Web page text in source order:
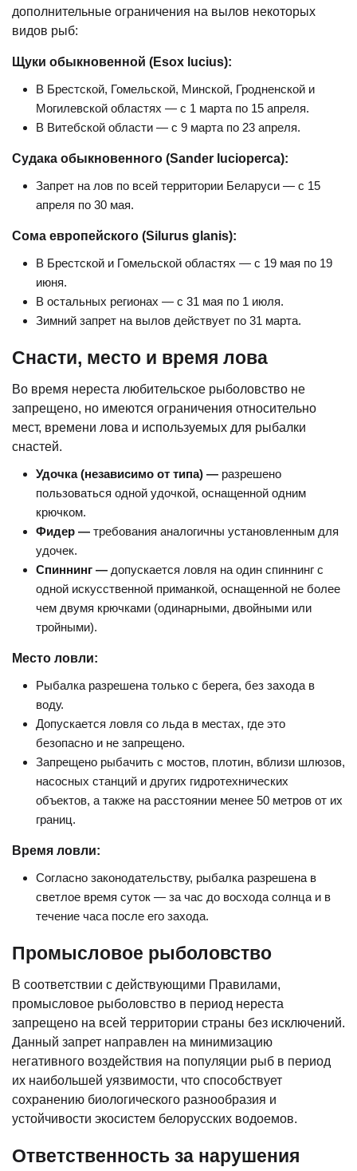
дополнительные ограничения на вылов некоторых
видов рыб:
Щуки обыкновенной (Esox lucius):
В Брестской, Гомельской, Минской, Гродненской и
Могилевской областях — с 1 марта по 15 апреля.
В Витебской области — с 9 марта по 23 апреля.
Судака обыкновенного (Sander lucioperca):
Запрет на лов по всей территории Беларуси — с 15
апреля по 30 мая.
Сома европейского (Silurus glanis):
В Брестской и Гомельской областях — с 19 мая по 19
июня.
В остальных регионах — с 31 мая по 1 июля.
Зимний запрет на вылов действует по 31 марта.
Снасти, место и время лова
Во время нереста любительское рыболовство не
запрещено, но имеются ограничения относительно
мест, времени лова и используемых для рыбалки
снастей.
Удочка (независимо от типа) — разрешено
пользоваться одной удочкой, оснащенной одним
крючком.
Фидер — требования аналогичны установленным для
удочек.
Спиннинг — допускается ловля на один спиннинг с
одной искусственной приманкой, оснащенной не более
чем двумя крючками (одинарными, двойными или
тройными).
Место ловли:
Рыбалка разрешена только с берега, без захода в
воду.
Допускается ловля со льда в местах, где это
безопасно и не запрещено.
Запрещено рыбачить с мостов, плотин, вблизи шлюзов,
насосных станций и других гидротехнических
объектов, а также на расстоянии менее 50 метров от их
границ.
Время ловли:
Согласно законодательству, рыбалка разрешена в
светлое время суток — за час до восхода солнца и в
течение часа после его захода.
Промысловое рыболовство
В соответствии с действующими Правилами,
промысловое рыболовство в период нереста
запрещено на всей территории страны без исключений.
Данный запрет направлен на минимизацию
негативного воздействия на популяции рыб в период
их наибольшей уязвимости, что способствует
сохранению биологического разнообразия и
устойчивости экосистем белорусских водоемов.
Ответственность за нарушения